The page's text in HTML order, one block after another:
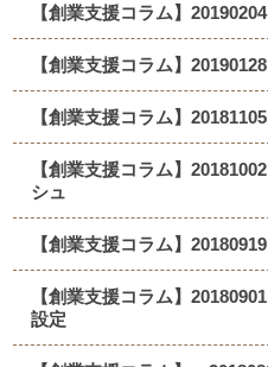
【創業支援コラム】
【創業支援コラム】
【創業支援コラム】
【創業支援コラム】
シュ
【創業支援コラム】
【創業支援コラム】
設定